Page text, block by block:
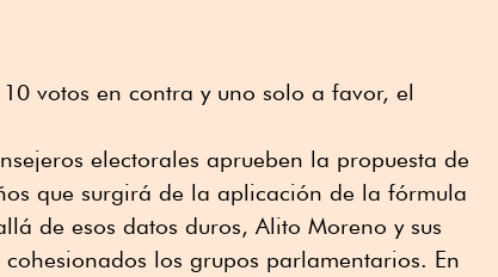
votos en contra y uno solo a favor, el
electorales aprueben la propuesta de
que surgirá de la aplicación de la fórmula
de esos datos duros, Alito Moreno y sus
los grupos parlamentarios. En